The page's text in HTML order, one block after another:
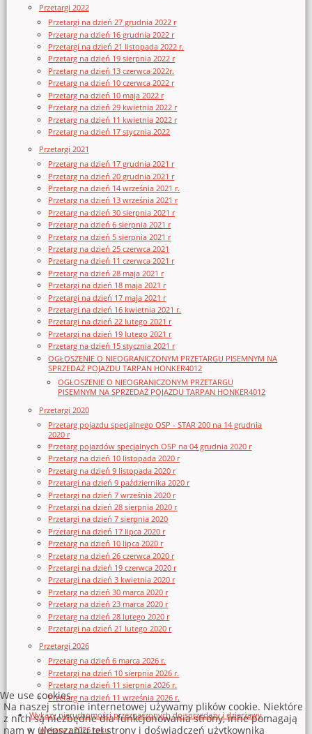
Przetargi 2022
Przetargi na dzień 27 grudnia 2022 r
Przetarg na dzień 16 grudnia 2022 r
Przetargi na dzień 21 listopada 2022 r.
Przetarg na dzień 19 sierpnia 2022 r
Przetarg na dzień 13 czerwca 2022r.
Przetarg na dzień 10 czerwca 2022 r
Przetarg na dzień 10 maja 2022 r
Przetarg na dzień 29 kwietnia 2022 r
Przetarg na dzień 11 kwietnia 2022 r
Przetarg na dzień 17 stycznia 2022
Przetargi 2021
Przetarg na dzień 17 grudnia 2021 r
Przetarg na dzień 20 grudnia 2021 r
Przetarg na dzień 14 września 2021 r.
Przetarg na dzień 13 września 2021 r
Przetarg na dzień 30 sierpnia 2021 r
Przetarg na dzień 6 sierpnia 2021 r
Przetarg na dzień 5 sierpnia 2021 r
Przetarg na dzień 25 czerwca 2021
Przetarg na dzień 11 czerwca 2021 r
Przetarg na dzień 28 maja 2021 r
Przetargi na dzień 18 maja 2021 r
Przetargi na dzień 17 maja 2021 r
Przetargi na dzień 16 kwietnia 2021 r.
Przetargi na dzień 22 lutego 2021 r
Przetargi na dzień 19 lutego 2021 r
Przetarg na dzień 15 stycznia 2021 r
OGŁOSZENIE O NIEOGRANICZONYM PRZETARGU PISEMNYM NA
SPRZEDAŻ POJAZDU TARPAN HONKER4012
OGŁOSZENIE O NIEOGRANICZONYM PRZETARGU
PISEMNYM NA SPRZEDAŻ POJAZDU TARPAN HONKER4012
Przetargi 2020
Przetarg pojazdu specjalnego OSP - STAR 200 na 14 grudnia
2020 r
Przetarg pojazdów specjalnych OSP na 04 grudnia 2020 r
Przetarg na dzień 10 listopada 2020 r
Przetarg na dzień 9 listopada 2020 r
Przetargi na dzień 9 października 2020 r
Przetargi na dzień 7 września 2020 r
Przetargi na dzień 28 sierpnia 2020 r
Przetargi na dzień 7 sierpnia 2020
Przetargi na dzień 17 lipca 2020 r
Przetarg na dzień 10 lipca 2020 r
Przetarg na dzień 26 czerwca 2020 r
Przetargi na dzień 19 czerwca 2020 r
Przetargi na dzień 3 kwietnia 2020 r
Przetarg na dzień 30 marca 2020 r
Przetarg na dzień 23 marca 2020 r
Przetarg na dzień 28 lutego 2020 r
Przetargi na dzień 21 lutego 2020 r
Przetargi 2026
Przetarg na dzień 6 marca 2026 r.
Przetargi na dzień 10 sierpnia 2026 r.
Przetarg na dzień 11 sierpnia 2026 r.
Przetarg na dzień 11 września 2026 r.
Wykazy nieruchomości przeznaczonych do sprzedaży i dzierżawy
Wykazy z 2026 roku
We use cookies
Na naszej stronie internetowej używamy plików cookie. Niektóre
z nich są niezbędne dla funkcjonowania strony, inne pomagają
nam w ulepszaniu tej strony i doświadczeń użytkownika